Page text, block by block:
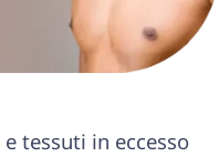
tessuti in eccesso